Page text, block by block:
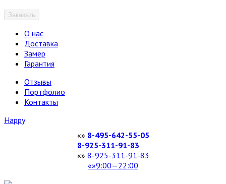
Заказать
О нас
Доставка
Замер
Гарантия
Отзывы
Портфолио
Контакты
Happy
8-495-642-55-05
8-925-311-91-83
8-925-311-91-83
9:00—22:00